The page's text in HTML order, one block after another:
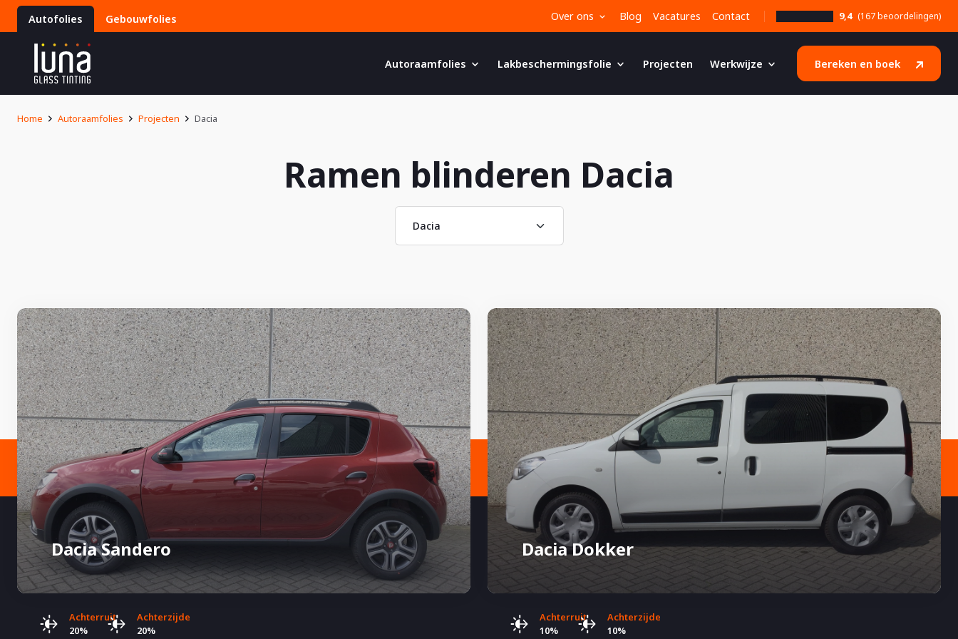
Autofolies Gebouwfolies Over ons Blog Vacatures Contact 9,4 (167 beoordelingen)
Autoraamfolies Lakbeschermingsfolie Projecten Werkwijze Bereken en boek
Home Autoraamfolies Projecten Dacia
Ramen blinderen Dacia
Dacia Sandero
Achterruit
20%
Achterzijde
20%
Dacia Dokker
Achterruit
10%
Achterzijde
10%